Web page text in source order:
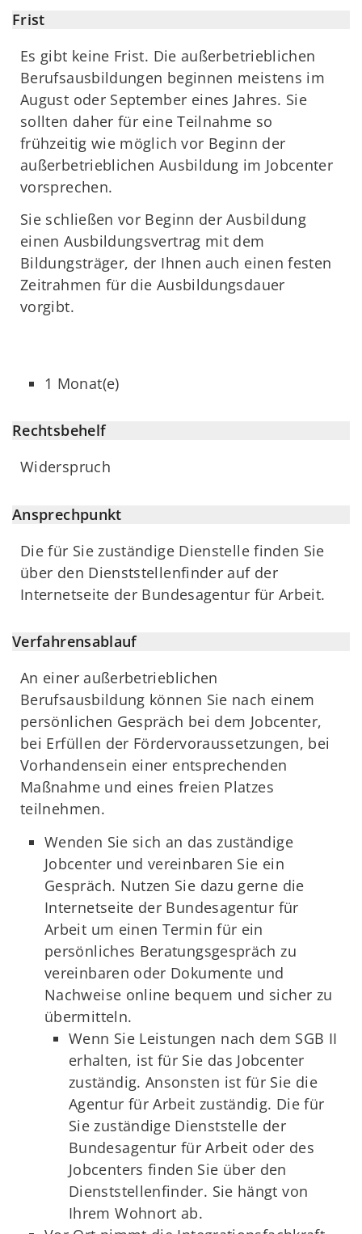
Frist
Es gibt keine Frist. Die außerbetrieblichen
Berufsausbildungen beginnen meistens im
August oder September eines Jahres. Sie
sollten daher für eine Teilnahme so
frühzeitig wie möglich vor Beginn der
außerbetrieblichen Ausbildung im Jobcenter
vorsprechen.
Sie schließen vor Beginn der Ausbildung
einen Ausbildungsvertrag mit dem
Bildungsträger, der Ihnen auch einen festen
Zeitrahmen für die Ausbildungsdauer
vorgibt.
1 Monat(e)
Rechtsbehelf
Widerspruch
Ansprechpunkt
Die für Sie zuständige Dienstelle finden Sie
über den Dienststellenfinder auf der
Internetseite der Bundesagentur für Arbeit.
Verfahrensablauf
An einer außerbetrieblichen
Berufsausbildung können Sie nach einem
persönlichen Gespräch bei dem Jobcenter,
bei Erfüllen der Fördervoraussetzungen, bei
Vorhandensein einer entsprechenden
Maßnahme und eines freien Platzes
teilnehmen.
Wenden Sie sich an das zuständige
Jobcenter und vereinbaren Sie ein
Gespräch. Nutzen Sie dazu gerne die
Internetseite der Bundesagentur für
Arbeit um einen Termin für ein
persönliches Beratungsgespräch zu
vereinbaren oder Dokumente und
Nachweise online bequem und sicher zu
übermitteln.
Wenn Sie Leistungen nach dem SGB II
erhalten, ist für Sie das Jobcenter
zuständig. Ansonsten ist für Sie die
Agentur für Arbeit zuständig. Die für
Sie zuständige Dienststelle der
Bundesagentur für Arbeit oder des
Jobcenters finden Sie über den
Dienststellenfinder. Sie hängt von
Ihrem Wohnort ab.